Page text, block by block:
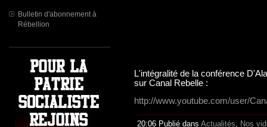
Bulletin d'abonnement à
Rébellion
L'intégralité de la conférence
sur Canal Rebelle :
http://www.youtube.com/user/
20:06 Publié dans Actualités, Nos